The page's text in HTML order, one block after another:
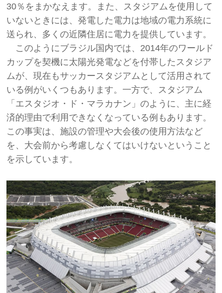
30％をまかなえます。また、スタジアムを使用して
いないときには、発電した電力は地域の電力系統に
送られ、多くの近隣住居に電力を提供しています。
このようにブラジル国内では、2014年のワールド
カップを契機に太陽光発電などを付帯したスタジア
ムが、現在もサッカースタジアムとして活用されて
いる例がいくつもあります。一方で、スタジアム
「エスタジオ・ド・マラカナン」のように、主に経
済的理由で利用できなくなっている例もあります。
この事実は、施設の管理や大会後の使用方法など
を、大会前から考慮しなくてはいけないということ
を示しています。